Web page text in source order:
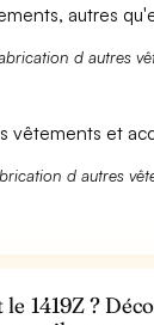
autres
d autres
vêtements et
d autres
1419Z ?